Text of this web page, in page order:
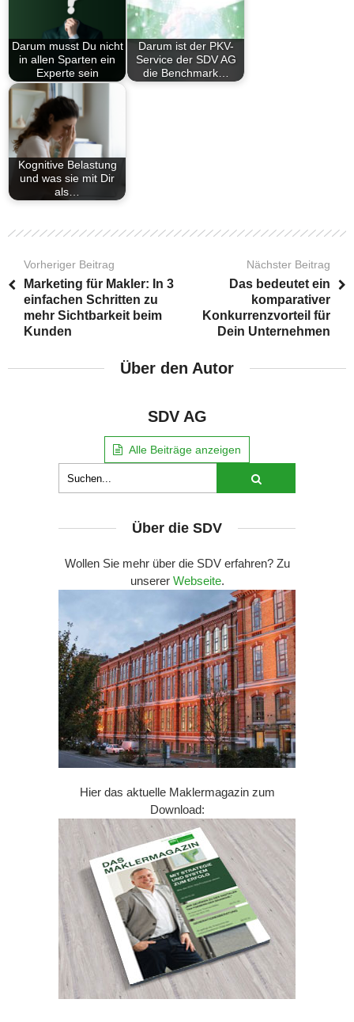
Darum musst Du nicht
in allen Sparten ein
Experte sein
Darum ist der PKV-
Service der SDV AG
die Benchmark…
Kognitive Belastung
und was sie mit Dir
als…
Vorheriger Beitrag
Marketing für Makler: In 3
einfachen Schritten zu
mehr Sichtbarkeit beim
Kunden
Nächster Beitrag
Das bedeutet ein
komparativer
Konkurrenzvorteil für
Dein Unternehmen
Über den Autor
SDV AG
Alle Beiträge anzeigen
Über die SDV
Wollen Sie mehr über die SDV erfahren? Zu
unserer Webseite.
Hier das aktuelle Maklermagazin zum
Download: